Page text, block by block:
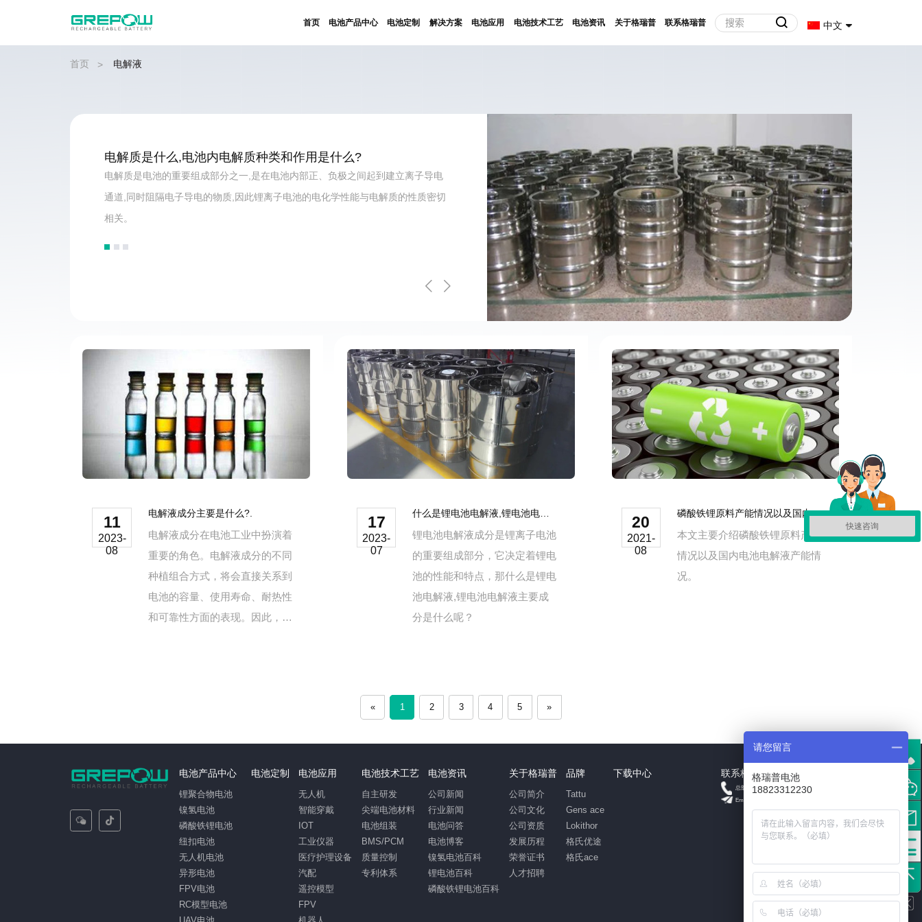
首页 电池产品中心 电池定制 解决方案 电池应用 电池技术工艺 电池资讯 关于格瑞普 联系格瑞普 中文
首页 > 电解液
电解质是什么,电池内电解质种类和作用是什么?
电解质是电池的重要组成部分之一,是在电池内部正、负极之间起到建立离子导电
通道,同时阻隔电子导电的物质,因此锂离子电池的电化学性能与电解质的性质密切
相关。
11
2023-
08
电解液成分主要是什么?.
电解液成分在电池工业中扮演着
重要的角色。电解液成分的不同
种植组合方式，将会直接关系到
电池的容量、使用寿命、耐热性
和可靠性方面的表现。因此，如
17
2023-
07
什么是锂电池电解液,锂电池电解液主要成分是什么？.
锂电池电解液成分是锂离子电池
的重要组成部分，它决定着锂电
池的性能和特点，那什么是锂电
池电解液,锂电池电解液主要成
分是什么呢？
20
2021-
08
磷酸铁锂原料产能情况以及国内电池电解液产能情况.
本文主要介绍磷酸铁锂原料产能
情况以及国内电池电解液产能情
况。
« 1 2 3 4 5 »
电池产品中心
锂聚合物电池
镍氢电池
磷酸铁锂电池
纽扣电池
无人机电池
异形电池
FPV电池
RC模型电池
电池定制 电池应用
无人机
智能穿戴
IOT
工业仪器
医疗护理设备
汽配
遥控模型
FPV
电池技术工艺
自主研发
尖端电池材料
电池组装
BMS/PCM
质量控制
专利体系
电池资讯
公司新闻
行业新闻
电池问答
电池博客
镍氢电池百科
锂电池百科
磷酸铁锂电池百科
关于格瑞普
公司简介
公司文化
公司资质
发展历程
荣誉证书
人才招聘
品牌
Tattu
Gens ace
Lokithor
格氏优途
格氏ace
下载中心 联系格瑞普
总部 +18823312230
Email: info@grepow.cn
快速咨询
请您留言
格瑞普电池
18823312230